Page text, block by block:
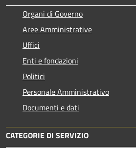
Organi di Governo
Aree Amministrative
Uffici
Enti e fondazioni
Politici
Personale Amministrativo
Documenti e dati
CATEGORIE DI SERVIZIO